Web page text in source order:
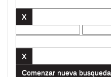
Comenzar nueva busqueda